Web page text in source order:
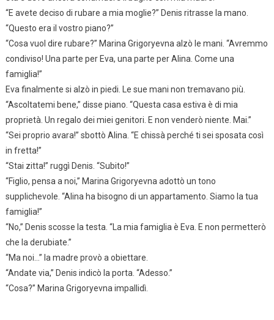
“E avete deciso di rubare a mia moglie?” Denis ritrasse la mano.
“Questo era il vostro piano?”
“Cosa vuol dire rubare?” Marina Grigoryevna alzò le mani. “Avremmo
condiviso! Una parte per Eva, una parte per Alina. Come una
famiglia!”
Eva finalmente si alzò in piedi. Le sue mani non tremavano più.
“Ascoltatemi bene,” disse piano. “Questa casa estiva è di mia
proprietà. Un regalo dei miei genitori. E non venderò niente. Mai.”
“Sei proprio avara!” sbottò Alina. “E chissà perché ti sei sposata così
in fretta!”
“Stai zitta!” ruggì Denis. “Subito!”
“Figlio, pensa a noi,” Marina Grigoryevna adottò un tono
supplichevole. “Alina ha bisogno di un appartamento. Siamo la tua
famiglia!”
“No,” Denis scosse la testa. “La mia famiglia è Eva. E non permetterò
che la derubiate.”
“Ma noi…” la madre provò a obiettare.
“Andate via,” Denis indicò la porta. “Adesso.”
“Cosa?” Marina Grigoryevna impallidì.